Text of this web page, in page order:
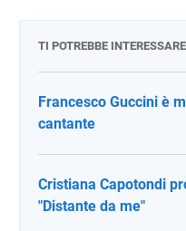
TI POTREBBE INTERESSARE
Francesco Guccini è
cantante
Cristiana Capotondi
"Distante da me"